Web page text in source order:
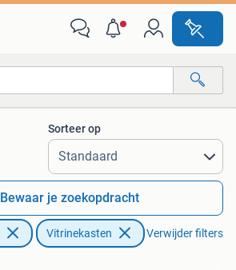
Alle afstanden…
Sorteer op
Bewaar je zoekopdracht
Vitrinekasten Verwijder filters